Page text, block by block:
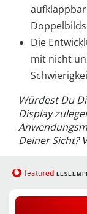
Die
mit nicht
Würdest Du
Display
Deiner Sicht?
featured